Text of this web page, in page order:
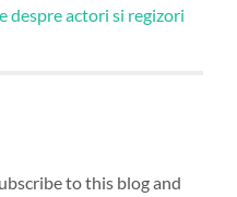
to this blog and